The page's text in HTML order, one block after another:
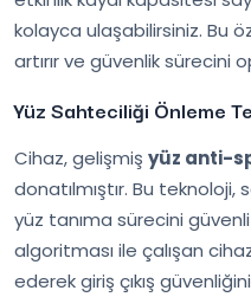
kolayca ulaşabilirsiniz. Bu
artırır ve güvenlik sürecini
Yüz Sahteciliği Önleme
Cihaz, gelişmiş yüz anti-
donatılmıştır. Bu teknoloji,
yüz tanıma sürecini
algoritması ile çalışan
ederek giriş çıkış